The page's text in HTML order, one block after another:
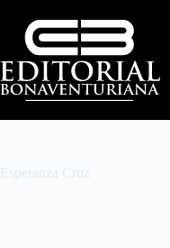
Esperanza Cruz